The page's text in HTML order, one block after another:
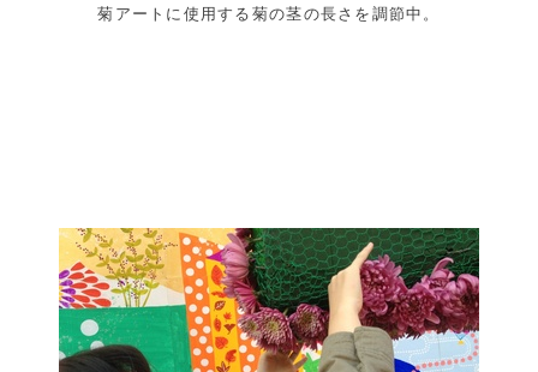
菊アートに使用する菊の茎の長さを調節中。